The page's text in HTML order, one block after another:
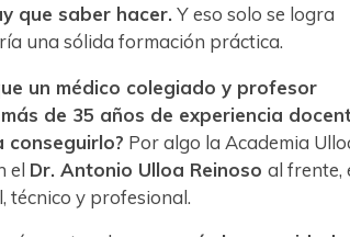
que saber hacer. Y eso solo se logra
una sólida formación práctica.
un médico colegiado y profesor
de 35 años de experiencia
Por algo la Academia
el Dr. Antonio Ulloa Reinoso al frente,
técnico y profesional.